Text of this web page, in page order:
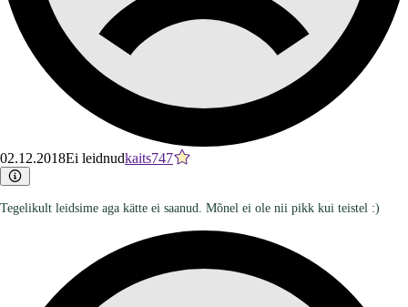
02.12.2018Ei leidnudkaits747
Tegelikult leidsime aga kätte ei saanud. Mõnel ei ole nii pikk kui teistel :)